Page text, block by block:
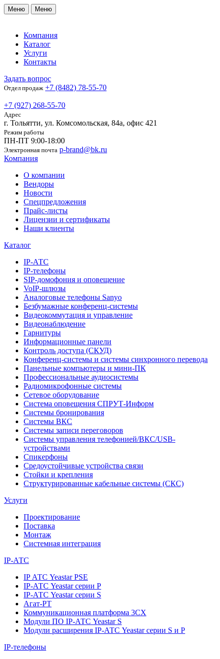
Меню Меню
Компания
Каталог
Услуги
Контакты
Задать вопрос
Отдел продаж +7 (8482) 78-55-70
+7 (927) 268-55-70
Адрес
г. Тольятти, ул. Комсомольская, 84а, офис 421
Режим работы
ПН-ПТ 9:00-18:00
Электронная почта p-brand@bk.ru
Компания
О компании
Вендоры
Новости
Спецпредложения
Прайс-листы
Лицензии и сертификаты
Наши клиенты
Каталог
IP-АТС
IP-телефоны
SIP-домофония и оповещение
VoIP-шлюзы
Аналоговые телефоны Sanyo
Безбумажные конференц-системы
Видеокоммутация и управление
Видеонаблюдение
Гарнитуры
Информационные панели
Контроль доступа (СКУД)
Конференц-системы и системы синхронного перевода
Панельные компьютеры и мини-ПК
Профессиональные аудиосистемы
Радиомикрофонные системы
Сетевое оборудование
Система оповещения СПРУТ-Информ
Системы бронирования
Системы ВКС
Системы записи переговоров
Системы управления телефонией/ВКС/USB-
устройствами
Спикерфоны
Средоустойчивые устройства связи
Стойки и крепления
Структурированные кабельные системы (СКС)
Услуги
Проектирование
Поставка
Монтаж
Системная интеграция
IP-АТС
IP АТС Yeastar PSE
IP-АТС Yeastar серии P
IP-АТС Yeastar серии S
Агат-РТ
Коммуникационная платформа 3CX
Модули ПО IP-АТС Yeastar S
Модули расширения IP-АТС Yeastar серии S и P
IP-телефоны